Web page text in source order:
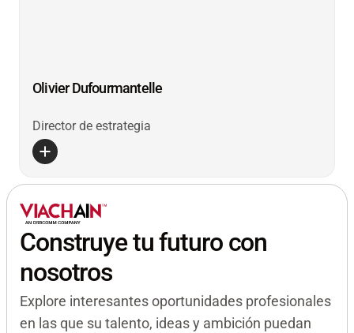
Olivier Dufourmantelle
Director de estrategia
Construye tu futuro con
nosotros
Explore interesantes oportunidades profesionales
en las que su talento, ideas y ambición puedan